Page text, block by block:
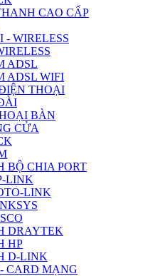
CAO CẤP
- WIRELESS
ADSL
ADSL WIFI
THOẠI
BÀN
CỬA
BỘ CHIA PORT
LINK
LINK
DRAYTEK
HP
D-LINK
CARD MẠNG